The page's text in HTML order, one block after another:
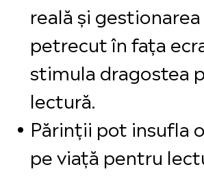
reală și
petrecut în fața
stimula dragostea
lectură.
Părinții pot insufla
pe viață pentru